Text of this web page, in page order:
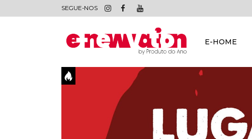
SEGUE-NOS
E-HOME